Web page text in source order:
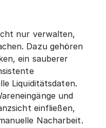
nur verwalten,
Dazu gehören
ein sauberer
Liquiditätsdaten.
und
einfließen,
Nacharbeit.